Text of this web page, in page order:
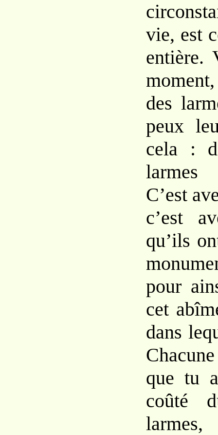
vie, est
entière.
des
peux
cela :
larmes
C’est
c’est
qu’ils
pour
cet
dans
que tu
coûté